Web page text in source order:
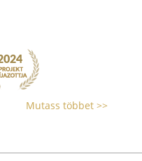
Mutass többet >>